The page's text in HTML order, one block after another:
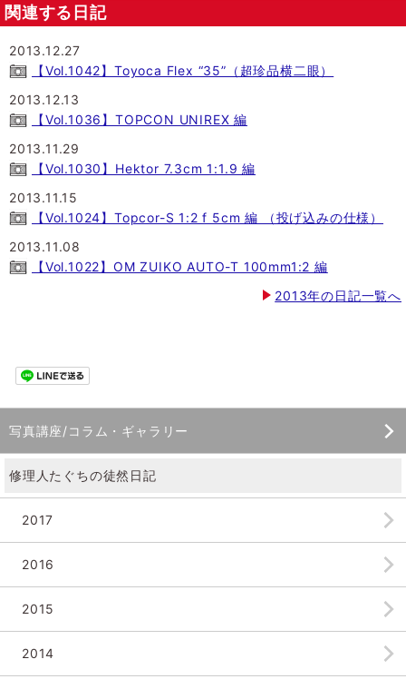
関連する日記
2013.12.27
【Vol.1042】Toyoca Flex “35”（超珍品横二眼）
2013.12.13
【Vol.1036】TOPCON UNIREX 編
2013.11.29
【Vol.1030】Hektor 7.3cm 1:1.9 編
2013.11.15
【Vol.1024】Topcor-S 1:2 f 5cm 編 （投げ込みの仕様）
2013.11.08
【Vol.1022】OM ZUIKO AUTO-T 100mm1:2 編
2013年の日記一覧へ
写真講座/コラム・ギャラリー
修理人たぐちの徒然日記
2017
2016
2015
2014